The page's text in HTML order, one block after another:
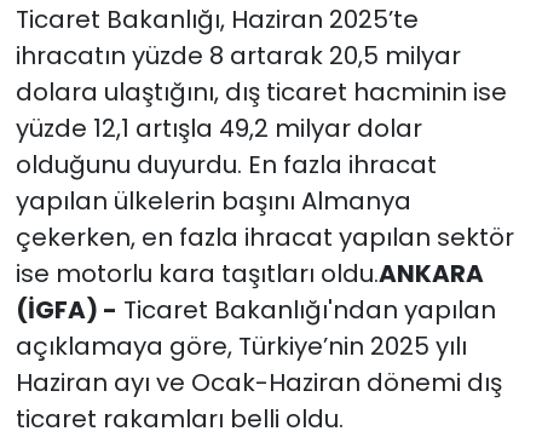
Ticaret Bakanlığı, Haziran 2025’te
ihracatın yüzde 8 artarak 20,5 milyar
dolara ulaştığını, dış ticaret hacminin ise
yüzde 12,1 artışla 49,2 milyar dolar
olduğunu duyurdu. En fazla ihracat
yapılan ülkelerin başını Almanya
çekerken, en fazla ihracat yapılan sektör
ise motorlu kara taşıtları oldu.ANKARA
(İGFA) - Ticaret Bakanlığı'ndan yapılan
açıklamaya göre, Türkiye’nin 2025 yılı
Haziran ayı ve Ocak-Haziran dönemi dış
ticaret rakamları belli oldu.